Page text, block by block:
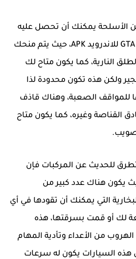
الأسلحة يمكنك أن تحصل عليه
بمجرد تحميل لعبة GTA 5 للاندرويد APK، حيث يتم منحك
النارية، كما يكون متاح لك
ولكن هذه تكون محدودة لذا
للمواقف الصعبة، وهناك قاذف
القناصة وغيره، كما يكون متاح
للحديث عن المركبات فإن
يكون هناك عدد كبير من
التي يمكنك أن تقودها في أي
لك أو قمت بسرقتها، هذه
من الأعداء وتأدية المهام
السيارات يكون له سرعات